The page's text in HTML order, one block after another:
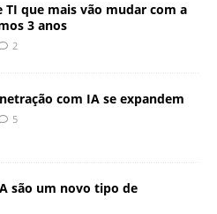
TI que mais vão mudar com a
3 anos
2
com IA se expandem
5
são um novo tipo de